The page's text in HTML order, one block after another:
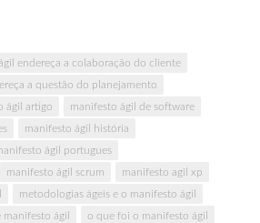
endereça a colaboração do cliente
a questão do planejamento
ágil artigo
manifesto ágil de software
manifesto ágil história
ágil portugues
manifesto ágil scrum
manifesto agil xp
metodologias ágeis e o manifesto ágil
manifesto ágil
o que foi o manifesto ágil